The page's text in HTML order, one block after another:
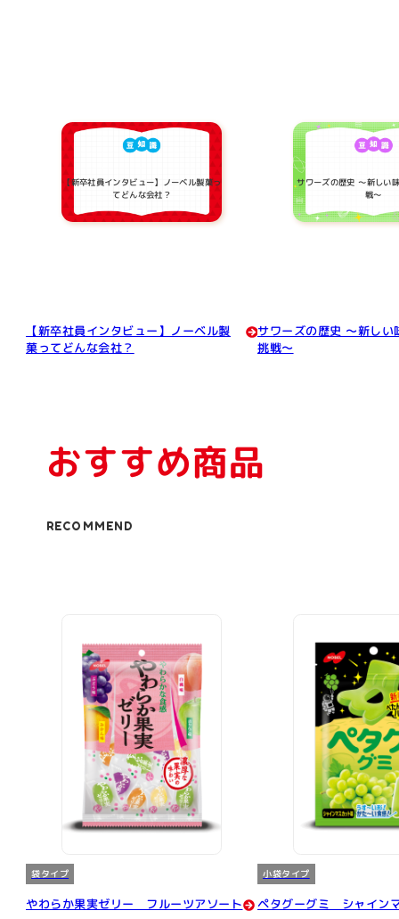
【新卒社員インタビュー】ノーベル製菓っ
てどんな会社？
【新卒社員インタビュー】ノーベル製
菓ってどんな会社？
サワーズの歴史 ～新しい
戦～
サワーズの歴史 ～新しい
挑戦～
おすすめ商品
RECOMMEND
袋タイプ
やわらか果実ゼリー フルーツアソート
小袋タイプ
ペタグーグミ シャイン